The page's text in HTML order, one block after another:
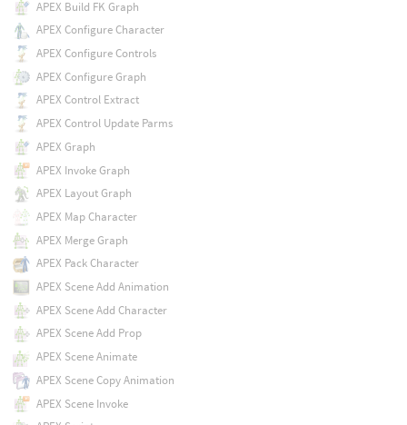
APEX Build FK Graph
APEX Configure Character
APEX Configure Controls
APEX Configure Graph
APEX Control Extract
APEX Control Update Parms
APEX Graph
APEX Invoke Graph
APEX Layout Graph
APEX Map Character
APEX Merge Graph
APEX Pack Character
APEX Scene Add Animation
APEX Scene Add Character
APEX Scene Add Prop
APEX Scene Animate
APEX Scene Copy Animation
APEX Scene Invoke